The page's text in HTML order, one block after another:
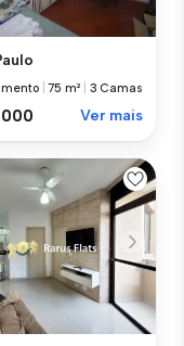
|75 m² 3 Camas
Ver mais